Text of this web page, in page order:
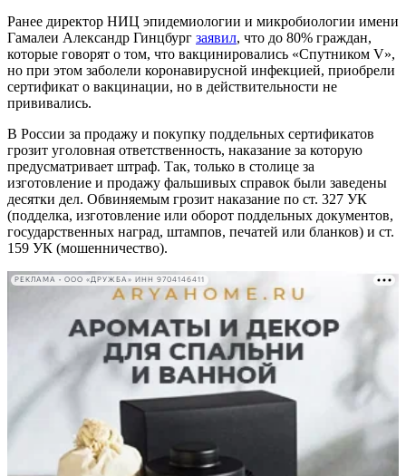
Ранее директор НИЦ эпидемиологии и микробиологии имени
Гамалеи Александр Гинцбург заявил, что до 80% граждан,
которые говорят о том, что вакцинировались «Спутником V»,
но при этом заболели коронавирусной инфекцией, приобрели
сертификат о вакцинации, но в действительности не
прививались.
В России за продажу и покупку поддельных сертификатов
грозит уголовная ответственность, наказание за которую
предусматривает штраф. Так, только в столице за
изготовление и продажу фальшивых справок были заведены
десятки дел. Обвиняемым грозит наказание по ст. 327 УК
(подделка, изготовление или оборот поддельных документов,
государственных наград, штампов, печатей или бланков) и ст.
159 УК (мошенничество).
РЕКЛАМА • ООО «ДРУЖБА» ИНН 9704146411